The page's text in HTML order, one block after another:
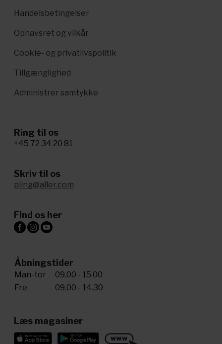
Handelsbetingelser
Ophavsret og vilkår
Cookie- og privatlivspolitik
Tillgænglighed
Administrer samtykke
Ring til os
+45 72 34 20 81
Skriv til os
pling@aller.com
Find os her
Åbningstider
Man-tor
09.00 - 15.00
Fre
09.00 - 14.30
Læs magasiner